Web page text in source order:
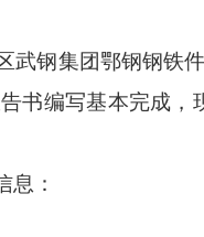
钢集团鄂钢钢铁
书编写基本完成，
息：